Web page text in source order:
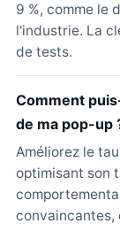
9 %, comme le
l'industrie. La
de tests.
Comment
de ma pop-up
Améliorez le
optimisant son
convaincantes,